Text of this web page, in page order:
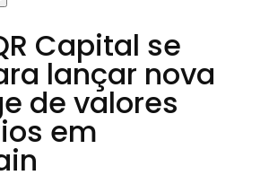
Capital se
lançar nova
de valores
em